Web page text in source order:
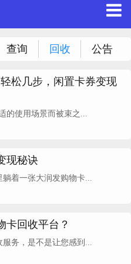
查询 回收 公告
松几步，闲置卡券变现
的使用场景而被束之...
现秘诀
着一张大润发购物卡...
卡回收平台？
务，是不是让您感到...